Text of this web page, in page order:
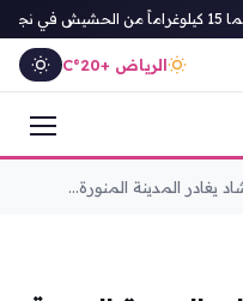
الرياض +20°C
يغادر المدينة المنورة...